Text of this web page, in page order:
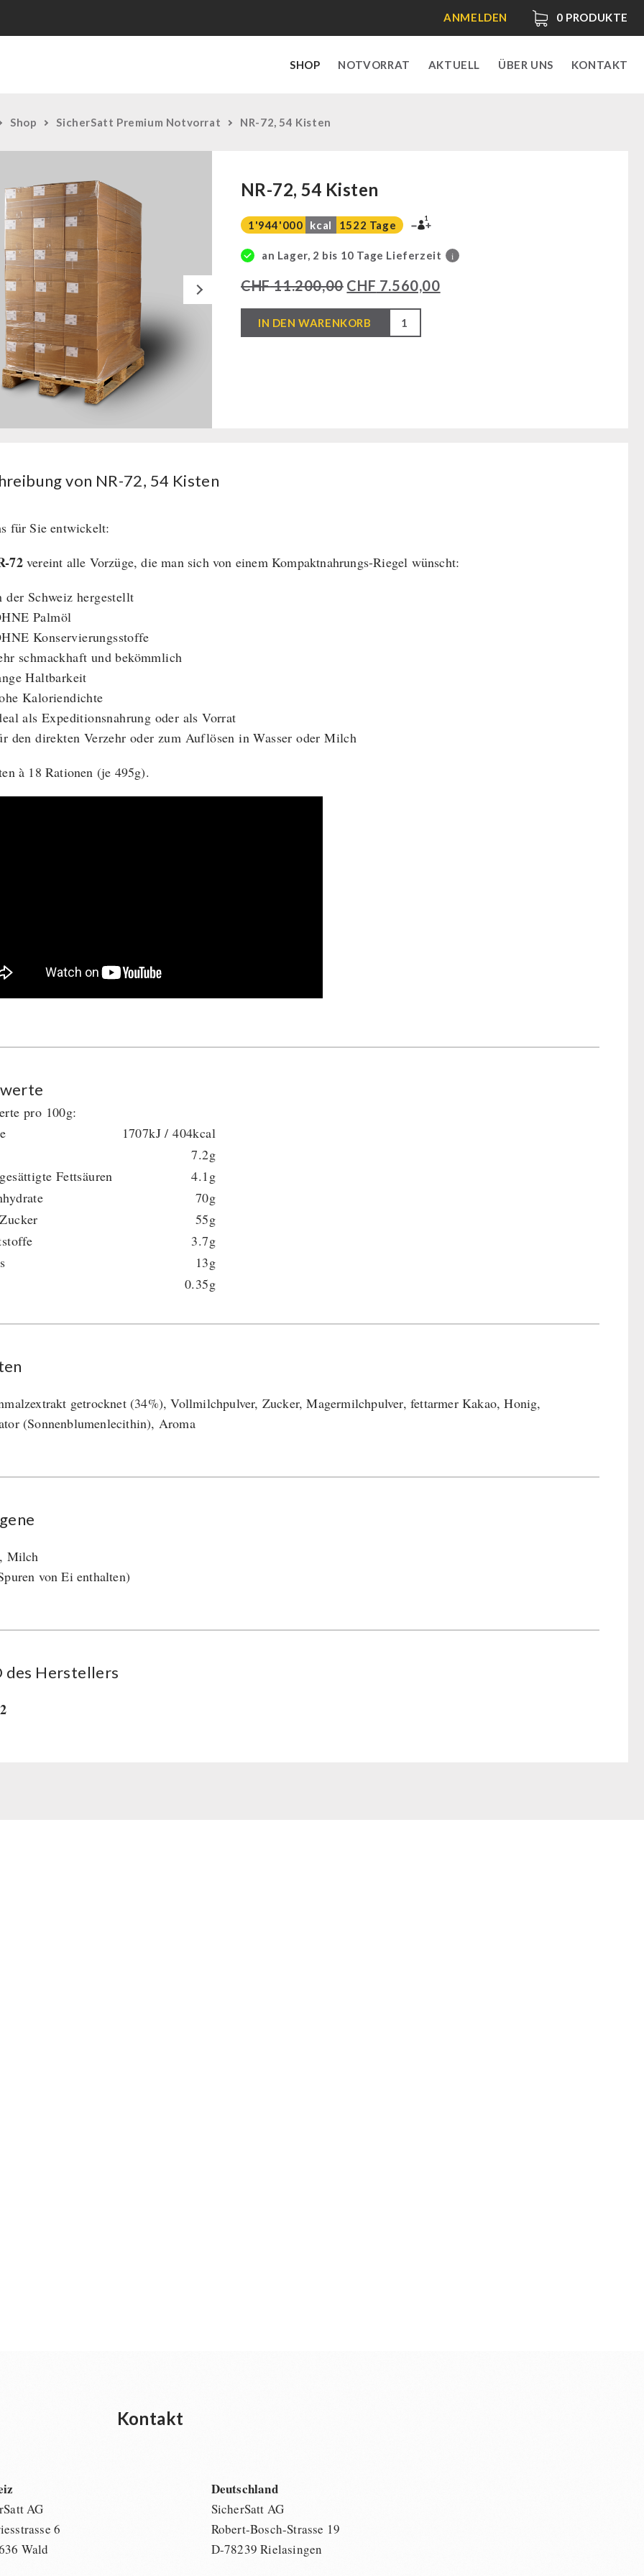
0 PRODUKTE
ANMELDEN
SHOP NOTVORRAT AKTUELL ÜBER UNS KONTAKT
Shop SicherSatt Premium Notvorrat NR-72, 54 Kisten
Next
NR-72, 54 Kisten
1'944'000 kcal 1522 Tage
1
an Lager, 2 bis 10 Tage Lieferzeit i
CHF11.200,00 CHF 7.560,00
NR-
72,
IN DEN WARENKORB
von NR-72, 54 Kisten
für Sie entwickelt:
72vereint alle Vorzüge, die man sich von einem Kompaktnahrungs-Riegel wünscht:
der Schweiz hergestellt
Palmöl
Konservierungsstoffe
schmackhaft und bekömmlich
Haltbarkeit
Kaloriendichte
als Expeditionsnahrung oder als Vorrat
den direkten Verzehr oder zum Auflösen in Wasser oder Milch
à 18 Rationen (je 495g).
pro 100g:
1707kJ / 404kcal
7.2g
Fettsäuren
4.1g
70g
55g
3.7g
13g
0.35g
getrocknet (34%), Vollmilchpulver, Zucker, Magermilchpulver, fettarmer Kakao, Honig,
(Sonnenblumenlecithin), Aroma
Milch
von Ei enthalten)
des Her­stel­lers
Kontakt
AG
6
Wald
Deutschland
SicherSatt AG
Robert-Bosch-Strasse 19
D-78239 Rielasingen